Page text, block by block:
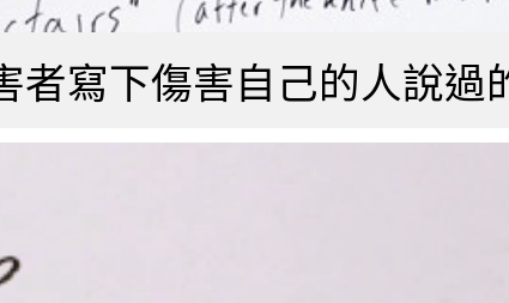
者寫下傷害自己的人說過